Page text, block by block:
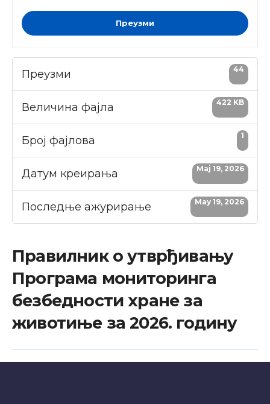
Преузми
Преузми 44
Величина фајла 422 KB
Број фајлова 1
Датум креирања Maj 19, 2026
Последње ажурирање May 19, 2026
Правилник о утврђивању
Програма мониторинга
безбедности хране за
животиње за 2026. годину